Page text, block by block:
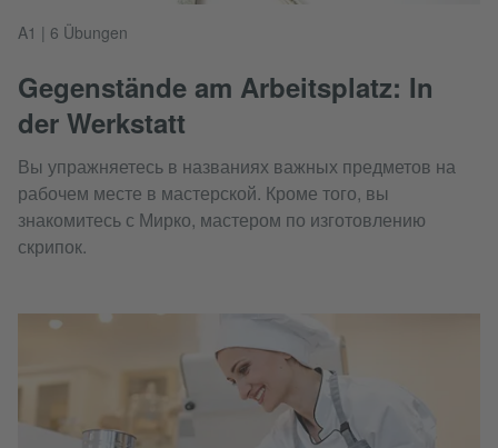
A1 | 6 Übungen
Gegenstände am Arbeitsplatz: In
der Werkstatt
Вы упражняетесь в названиях важных предметов на
рабочем месте в мастерской. Кроме того, вы
знакомитесь с Мирко, мастером по изготовлению
скрипок.